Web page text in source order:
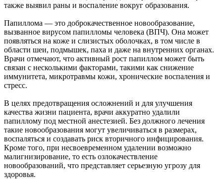
также выявил раны и воспаление вокруг образования.
Папиллома — это доброкачественное новообразование,
вызванное вирусом папилломы человека (ВПЧ). Она может
появляться на коже и слизистых оболочках, в том числе в
области шеи, подмышек, паха и даже на внутренних органах.
Врачи отмечают, что активный рост папиллом может быть
связан с несколькими факторами, такими как снижение
иммунитета, микротравмы кожи, хронические воспаления и
стресс.
В целях предотвращения осложнений и для улучшения
качества жизни пациента, врачи аккуратно удалили
папиллому под местной анестезией. Без должного лечения
такие новообразования могут увеличиваться в размерах,
воспаляться и создавать риск вторичного инфицирования.
Кроме того, при несвоевременном удалении возможно
малигнизирование, то есть озлокачествление
новообразований, что представляет серьезную угрозу для
здоровья.